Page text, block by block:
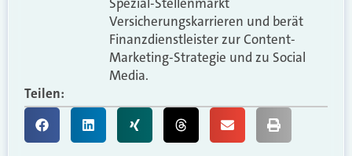
Versicherungskarrieren und berät
Finanzdienstleister zur Content-
Marketing-Strategie und zu Social
Media.
Teilen: